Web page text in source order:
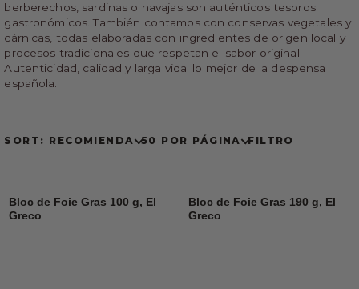
berberechos, sardinas o navajas son auténticos tesoros
gastronómicos. También contamos con conservas vegetales y
cárnicas, todas elaboradas con ingredientes de origen local y
procesos tradicionales que respetan el sabor original.
Autenticidad, calidad y larga vida: lo mejor de la despensa
española.
SORT: RECOMIENDA 50 POR PÁGINA FILTRO
Bloc de Foie Gras 100 g, El
Greco
Bloc de Foie Gras 190 g, El
Greco